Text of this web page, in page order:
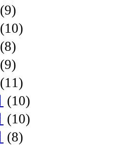
(9)
(10)
(8)
(9)
(11)
(10)
(10)
(8)